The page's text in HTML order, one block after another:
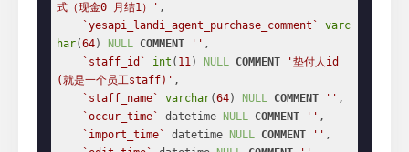
式（现金0 月结1）' ,
`yesapi_landi_agent_purchase_comment`
varc
har(64) NULL COMMENT '' ,
`staff_id`
int ( 11) NULL COMMENT
'垫付人id
(就是一个员工staff)' ,
`staff_name`
varchar(64) NULL COMMENT '' ,
`occur_time`
datetime NULL COMMENT '' ,
`import_time`
datetime NULL COMMENT '' ,